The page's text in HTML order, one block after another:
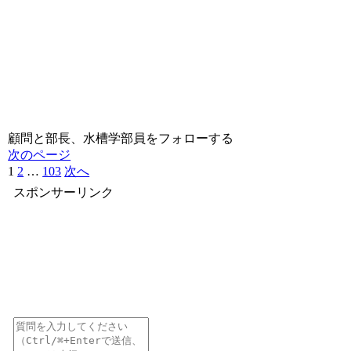
顧問と部長、水槽学部員をフォローする
次のページ
1 2 … 103 次へ
スポンサーリンク